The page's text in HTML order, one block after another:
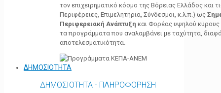
τον επιχειρηματικό κόσμο της Βόρειας Ελλάδος και
Περιφέρειες, Επιμελητήρια, Σύνδεσμοι, κ.λ.π.) ως
Περιφερειακή Ανάπτυξη και Φορέας υψηλού κύρους
τα προγράμματα που αναλαμβάνει με ταχύτητα,
αποτελεσματικότητα.
ΔΗΜΟΣΙΟΤΗΤΑ
ΔΗΜΟΣΙΟΤΗΤΑ - ΠΛΗΡΟΦΟΡΗΣΗ